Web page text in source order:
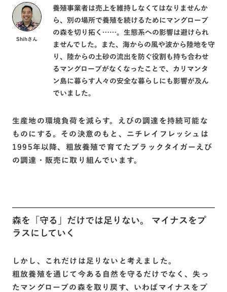
Shihさん
養殖事業者は売上を維持しなくてはなりませんか
ら、別の場所で養殖を続けるためにマングローブ
の森を切り拓く……。生態系への影響は避けられ
ませんでした。また、海からの風や波から陸地を守
り、陸からの土砂の流出を防ぐ役割も持ち合わせ
るマングローブがなくなったことで、カリマンタ
ン島に暮らす人々の安全な暮らしにも影響が及ん
でいました。
生産地の環境負荷を減らす。えびの調達を持続可能な
ものにする。その決意のもと、ニチレイフレッシュは
1995年以降、粗放養殖で育てたブラックタイガーえび
の調達・販売に取り組んでいます。
森を「守る」だけでは足りない。 マイナスをプ
ラスにしていく
しかし、これだけは足りないと考えました。
粗放養殖を通じて今ある自然を守るだけでなく、失っ
たマングローブの森を取り戻す、いわばマイナスをプ